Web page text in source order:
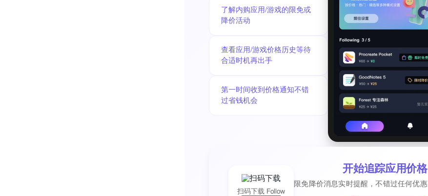
了解内购应用/游戏的限免或
降价活动
查看应用/游戏价格历史等待
合适时机再出手
第一时间收到价格通知不错
过省钱机会
扫码下载 Follow
开始追踪应用价格
限免降价消息实时提醒，不错过任何优惠